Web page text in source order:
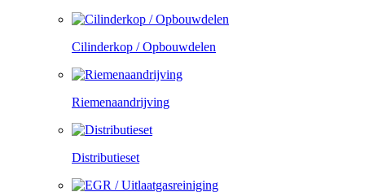
Cilinderkop / Opbouwdelen
Riemenaandrijving
Distributieset